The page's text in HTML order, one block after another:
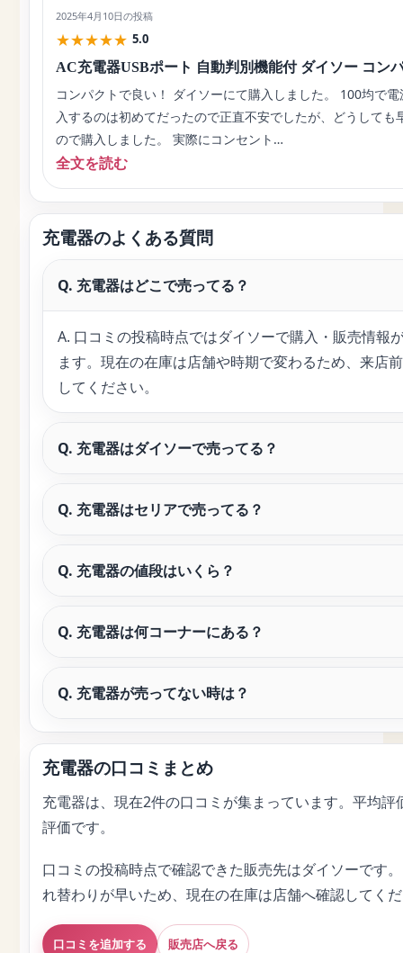
2025年4月10日の投稿
★★★★★ 5.0
AC充電器USBポート 自動判別機能付 ダイソー コン
コンパクトで良い！ ダイソーにて購入しました。 100均で
入するのは初めてだったので正直不安でしたが、どうしても
ので購入しました。 実際にコンセント…
全文を読む
充電器のよくある質問
Q. 充電器はどこで売ってる？
A. 口コミの投稿時点ではダイソーで購入・販売情報
ます。現在の在庫は店舗や時期で変わるため、来店
してください。
Q. 充電器はダイソーで売ってる？
Q. 充電器はセリアで売ってる？
Q. 充電器の値段はいくら？
Q. 充電器は何コーナーにある？
Q. 充電器が売ってない時は？
充電器の口コミまとめ
充電器は、現在2件の口コミが集まっています。平均評
評価です。
口コミの投稿時点で確認できた販売先はダイソーです
れ替わりが早いため、現在の在庫は店舗へ確認してく
口コミを追加する 販売店へ戻る